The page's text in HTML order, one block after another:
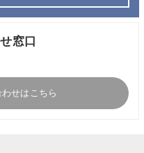
窓口
せはこちら